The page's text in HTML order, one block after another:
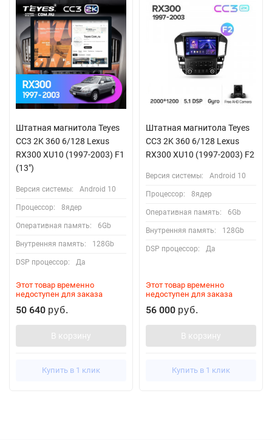
Штатная магнитола Teyes
CC3 2K 360 6/128 Lexus
RX300 XU10 (1997-2003) F1
(13")
Версия системы: Android 10
Процессор: 8ядер
Оперативная память: 6Gb
Внутренняя память: 128Gb
DSP процессор: Да
Этот товар временно
недоступен для заказа
50 640 руб.
В корзину
Купить в 1 клик
Штатная магнитола Teyes
CC3 2K 360 6/128 Lexus
RX300 XU10 (1997-2003) F2
Версия системы: Android 10
Процессор: 8ядер
Оперативная память: 6Gb
Внутренняя память: 128Gb
DSP процессор: Да
Этот товар временно
недоступен для заказа
56 000 руб.
В корзину
Купить в 1 клик